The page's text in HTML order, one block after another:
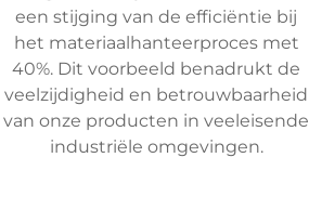
een stijging van de efficiëntie bij
het materiaalhanteerproces met
40%. Dit voorbeeld benadrukt de
veelzijdigheid en betrouwbaarheid
van onze producten in veeleisende
industriële omgevingen.